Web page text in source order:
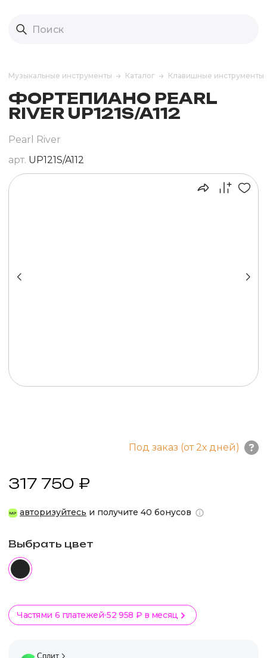
Музыкальные инструменты Каталог Клавишные инструменты
ФОРТЕПИАНО PEARL
RIVER UP121S/A112
Pearl River
арт. UP121S/A112
Под заказ (от 2х дней)
317 750 ₽
авторизуйтесь и получите 40 бонусов
Выбрать цвет
Частями 6 платежей 52 958 ₽ в месяц